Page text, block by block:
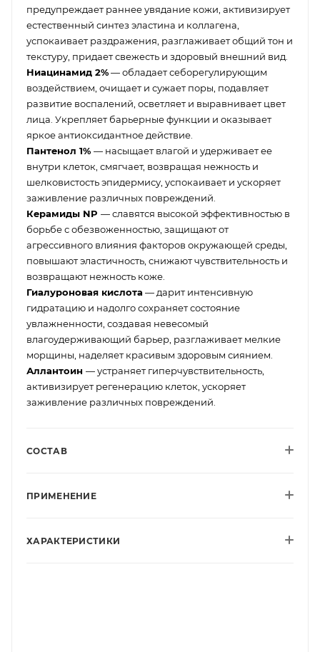
предупреждает раннее увядание кожи, активизирует
естественный синтез эластина и коллагена,
успокаивает раздражения, разглаживает общий тон и
текстуру, придает свежесть и здоровый внешний вид.
Ниацинамид 2%— обладает себорегулирующим
воздействием, очищает и сужает поры, подавляет
развитие воспалений, осветляет и выравнивает цвет
лица. Укрепляет барьерные функции и оказывает
яркое антиоксидантное действие.
Пантенол 1% — насыщает влагой и удерживает ее
внутри клеток, смягчает, возвращая нежность и
шелковистость эпидермису, успокаивает и ускоряет
заживление различных повреждений.
Керамиды NP — славятся высокой эффективностью в
борьбе с обезвоженностью, защищают от
агрессивного влияния факторов окружающей среды,
повышают эластичность, снижают чувствительность и
возвращают нежность коже.
Гиалуроновая кислота — дарит интенсивную
гидратацию и надолго сохраняет состояние
увлажненности, создавая невесомый
влагоудерживающий барьер, разглаживает мелкие
морщины, наделяет красивым здоровым сиянием.
Аллантоин — устраняет гиперчувствительность,
активизирует регенерацию клеток, ускоряет
заживление различных повреждений.
СОСТАВ
ПРИМЕНЕНИЕ
ХАРАКТЕРИСТИКИ